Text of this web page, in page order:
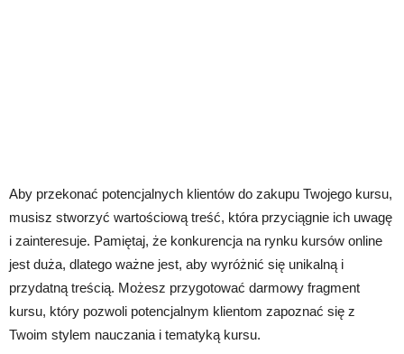
Aby przekonać potencjalnych klientów do zakupu Twojego kursu,
musisz stworzyć wartościową treść, która przyciągnie ich uwagę
i zainteresuje. Pamiętaj, że konkurencja na rynku kursów online
jest duża, dlatego ważne jest, aby wyróżnić się unikalną i
przydatną treścią. Możesz przygotować darmowy fragment
kursu, który pozwoli potencjalnym klientom zapoznać się z
Twoim stylem nauczania i tematyką kursu.